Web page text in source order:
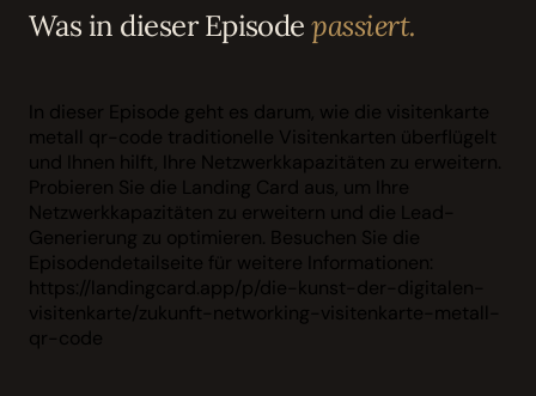
Was in dieser Episodepassiert.
In dieser Episode geht es darum, wie die visitenkarte
metall qr-code traditionelle Visitenkarten überflügelt
und Ihnen hilft, Ihre Netzwerkkapazitäten zu erweitern.
Probieren Sie die Landing Card aus, um Ihre
Netzwerkkapazitäten zu erweitern und die Lead-
Generierung zu optimieren. Besuchen Sie die
Episodendetailseite für weitere Informationen:
https://landingcard.app/p/die-kunst-der-digitalen-
visitenkarte/zukunft-networking-visitenkarte-metall-
qr-code